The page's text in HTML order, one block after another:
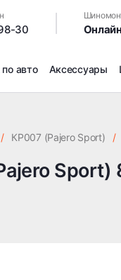
30
авто Аксессуары
/ КР007 (Pajero Sport) /
Sport)